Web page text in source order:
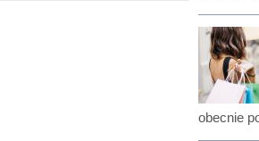
obecnie